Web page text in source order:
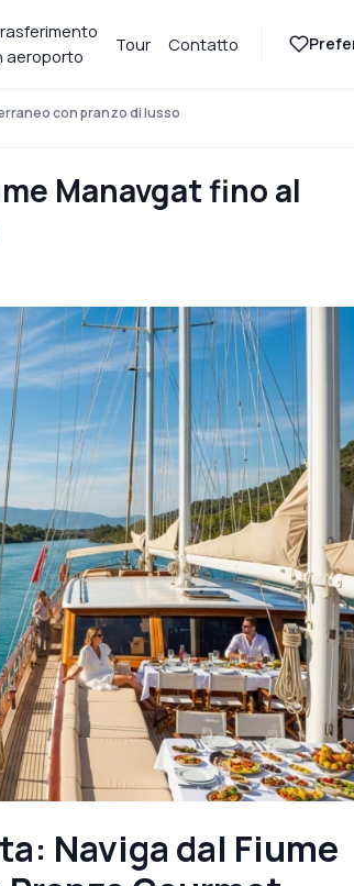
aeroporto
Tour Contatto
con pranzo di lusso
Manavgat fino al
Naviga dal Fiume